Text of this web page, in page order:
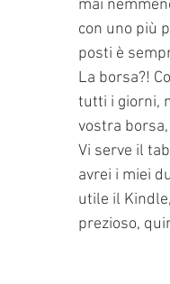
mai
con uno più
posti è
La borsa?!
tutti i giorni,
vostra
Vi serve il
avrei i miei
utile il
prezioso,